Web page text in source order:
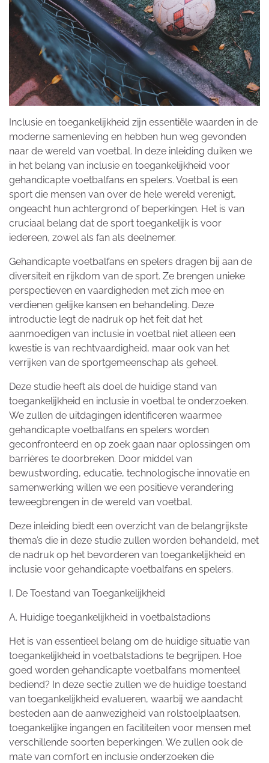
Inclusie en toegankelijkheid zijn essentiële waarden in de
moderne samenleving en hebben hun weg gevonden
naar de wereld van voetbal. In deze inleiding duiken we
in het belang van inclusie en toegankelijkheid voor
gehandicapte voetbalfans en spelers. Voetbal is een
sport die mensen van over de hele wereld verenigt,
ongeacht hun achtergrond of beperkingen. Het is van
cruciaal belang dat de sport toegankelijk is voor
iedereen, zowel als fan als deelnemer.
Gehandicapte voetbalfans en spelers dragen bij aan de
diversiteit en rijkdom van de sport. Ze brengen unieke
perspectieven en vaardigheden met zich mee en
verdienen gelijke kansen en behandeling. Deze
introductie legt de nadruk op het feit dat het
aanmoedigen van inclusie in voetbal niet alleen een
kwestie is van rechtvaardigheid, maar ook van het
verrijken van de sportgemeenschap als geheel.
Deze studie heeft als doel de huidige stand van
toegankelijkheid en inclusie in voetbal te onderzoeken.
We zullen de uitdagingen identificeren waarmee
gehandicapte voetbalfans en spelers worden
geconfronteerd en op zoek gaan naar oplossingen om
barrières te doorbreken. Door middel van
bewustwording, educatie, technologische innovatie en
samenwerking willen we een positieve verandering
teweegbrengen in de wereld van voetbal.
Deze inleiding biedt een overzicht van de belangrijkste
thema’s die in deze studie zullen worden behandeld, met
de nadruk op het bevorderen van toegankelijkheid en
inclusie voor gehandicapte voetbalfans en spelers.
I. De Toestand van Toegankelijkheid
A. Huidige toegankelijkheid in voetbalstadions
Het is van essentieel belang om de huidige situatie van
toegankelijkheid in voetbalstadions te begrijpen. Hoe
goed worden gehandicapte voetbalfans momenteel
bediend? In deze sectie zullen we de huidige toestand
van toegankelijkheid evalueren, waarbij we aandacht
besteden aan de aanwezigheid van rolstoelplaatsen,
toegankelijke ingangen en faciliteiten voor mensen met
verschillende soorten beperkingen. We zullen ook de
mate van comfort en inclusie onderzoeken die